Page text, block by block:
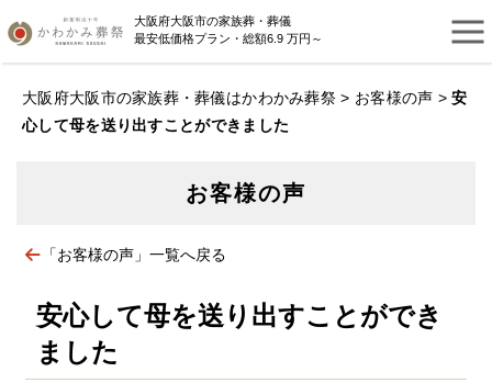
大阪府大阪市の家族葬・葬儀
最安低価格プラン・総額6.9 万円～
大阪府大阪市の家族葬・葬儀はかわかみ葬祭 > お客様の声 >安
心して母を送り出すことができました
お客様の声
「お客様の声」一覧へ戻る
安心して母を送り出すことができ
ました